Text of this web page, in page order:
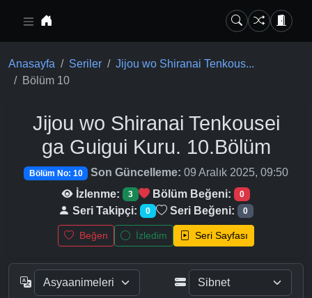
Anasayfa Seriler
Jijou wo Shiranai Tenkous...
Bölüm 10
Jijou wo Shiranai Tenkousei
ga Guigui Kuru. 10.Bölüm
Bölüm No: 10 Son Güncelleme: 09 Aralık 2025, 09:50
İzlenme:
3 Bölüm Beğeni: 0
Seri Takipçi: 0 Seri Beğeni: 0
Beğen İzledim Seri Sayfası